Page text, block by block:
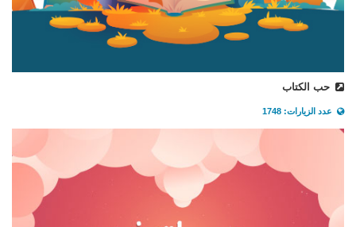
حب الكتاب
عدد الزيارات: 1748